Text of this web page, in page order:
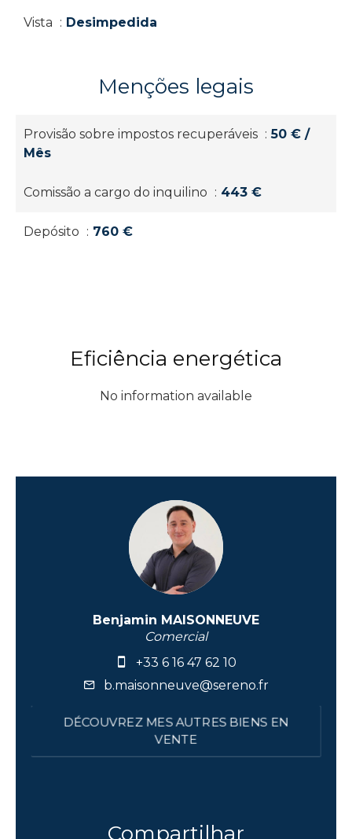
Vista Desimpedida
Menções legais
Provisão sobre impostos recuperáveis
50 € /
Mês
Comissão a cargo do inquilino 443 €
Depósito 760 €
Eficiência energética
No information available
Benjamin MAISONNEUVE
Comercial
+33 6 16 47 62 10
b.maisonneuve@sereno.fr
DÉCOUVREZ MES AUTRES BIENS EN
VENTE
Compartilhar